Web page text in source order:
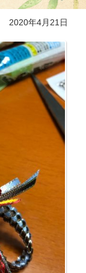
2020年4月21日